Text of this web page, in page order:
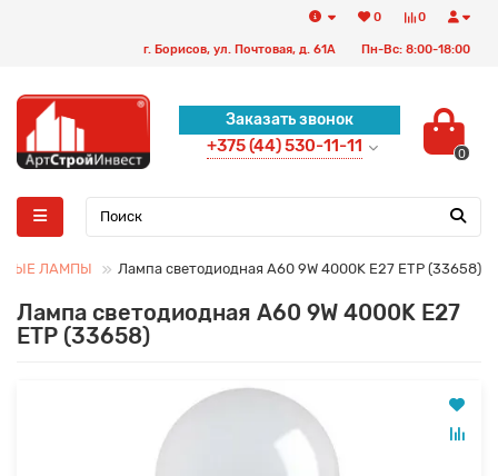
0
0
г. Борисов, ул. Почтовая, д. 61А Пн-Вс: 8:00-18:00
Заказать звонок
+375 (44) 530-11-11 0
ЛАМПЫ Лампа светодиодная A60 9W 4000K E27 ETP (33658)
Лампа светодиодная A60 9W 4000K E27
ETP (33658)